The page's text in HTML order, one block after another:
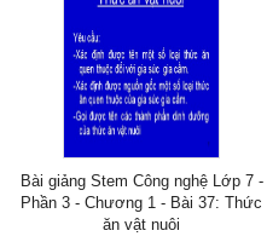
Bài giảng Stem Công nghệ Lớp 7 -
Phần 3 - Chương 1 - Bài 37: Thức
ăn vật nuôi